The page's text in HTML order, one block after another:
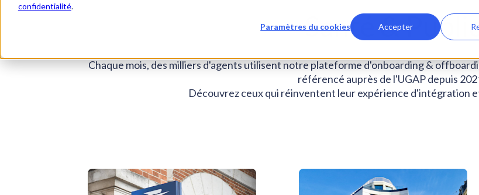
confidentialité.
Paramètres du cookies Accepter
Santé &
Chaque mois, des milliers d'agents utilisent notre plateforme d'onboarding &
référencé auprès de l'UGAP depuis
Découvrez ceux qui réinventent leur expérience d'intégration